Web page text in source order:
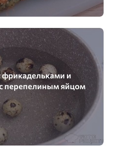
фрикадельками и
перепелиным яйцом